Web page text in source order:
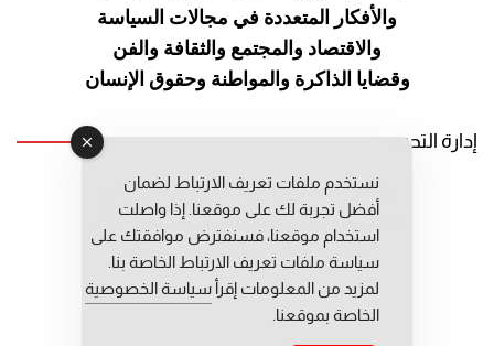
والأفكار المتعددة في مجالات السياسة
والاقتصاد والمجتمع والثقافة والفن
وقضايا الذاكرة والمواطنة وحقوق الإنسان
إدارة التحرير
رئيس التحرير: عبد الرحيم التوراني
رئيس التحرير المساعد: المعطي قبال
مديرة التحرير: فاطمة حوحو
نستخدم ملفات تعريف الارتباط لضمان
أفضل تجربة لك على موقعنا. إذا واصلت
استخدام موقعنا، فسنفترض موافقتك على
سياسة ملفات تعريف الارتباط الخاصة بنا.
لمزيد من المعلومات إقرأ سياسة الخصوصية
الخاصة بموقعنا.